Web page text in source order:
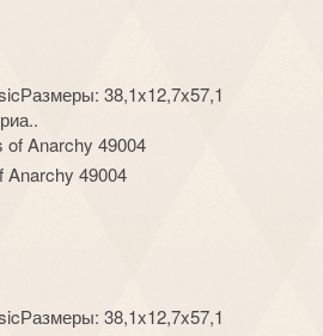
38,1x12,7x57,1
Anarchy 49004
38,1x12,7x57,1